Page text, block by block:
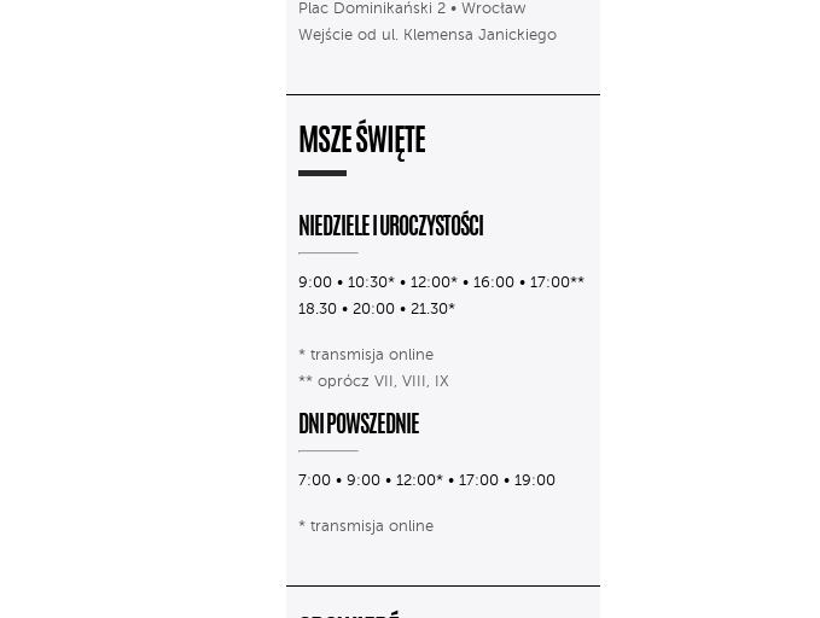
Plac Dominikański 2 • Wrocław
Wejście od ul. Klemensa Janickiego
MSZE ŚWIĘTE
NIEDZIELE I UROCZYSTOŚCI
9:00 • 10:30* • 12:00* • 16:00 • 17:00**
18.30 • 20:00 • 21.30*
* transmisja online
** oprócz VII, VIII, IX
DNI POWSZEDNIE
7:00 • 9:00 • 12:00* • 17:00 • 19:00
* transmisja online